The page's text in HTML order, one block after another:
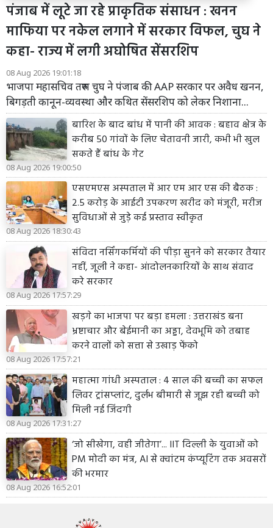
पंजाब में लूटे जा रहे प्राकृतिक संसाधन : खनन
माफिया पर नकेल लगाने में सरकार विफल, चुघ ने
कहा- राज्य में लगी अघोषित सेंसरशिप
08 Aug 2026 19:01:18
भाजपा महासचिव तरुण चुघ ने पंजाब की AAP सरकार पर अवैध खनन,
बिगड़ती कानून-व्यवस्था और कथित सेंसरशिप को लेकर निशाना...
बारिश के बाद बांध में पानी की आवक : बहाव क्षेत्र के
करीब 50 गांवों के लिए चेतावनी जारी, कभी भी खुल
सकते हैं बांध के गेट
08 Aug 2026 19:00:50
एसएमएस अस्पताल में आर एम आर एस की बैठक :
2.5 करोड़ के आईटी उपकरण खरीद को मंजूरी, मरीज
सुविधाओं से जुड़े कई प्रस्ताव स्वीकृत
08 Aug 2026 18:30:43
संविदा नर्सिंगकर्मियों की पीड़ा सुनने को सरकार तैयार
नहीं, जूली ने कहा- आंदोलनकारियों के साथ संवाद
करे सरकार
08 Aug 2026 17:57:29
खड़गे का भाजपा पर बड़ा हमला : उत्तराखंड बना
भ्रष्टाचार और बेईमानी का अड्डा, देवभूमि को तबाह
करने वालों को सत्ता से उखाड़ फेंको
08 Aug 2026 17:57:21
महात्मा गांधी अस्पताल : 4 साल की बच्ची का सफल
लिवर ट्रांसप्लांट, दुर्लभ बीमारी से जूझ रही बच्ची को
मिली नई जिंदगी
08 Aug 2026 17:31:27
‘जो सीखेगा, वही जीतेगा’... IIT दिल्ली के युवाओं को
PM मोदी का मंत्र, AI से क्वांटम कंप्यूटिंग तक अवसरों
की भरमार
08 Aug 2026 16:52:01